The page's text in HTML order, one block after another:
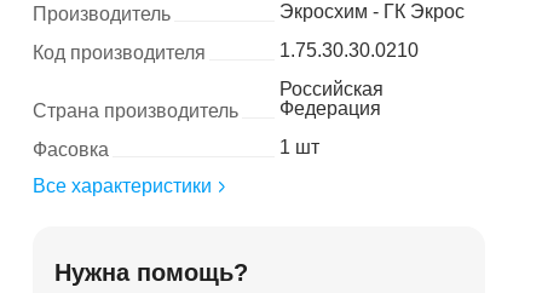
Производитель
Экросхим - ГК Экрос
Код производителя
1.75.30.30.0210
Страна производитель
Российская
Федерация
Фасовка
1 шт
Все характеристики
Нужна помощь?